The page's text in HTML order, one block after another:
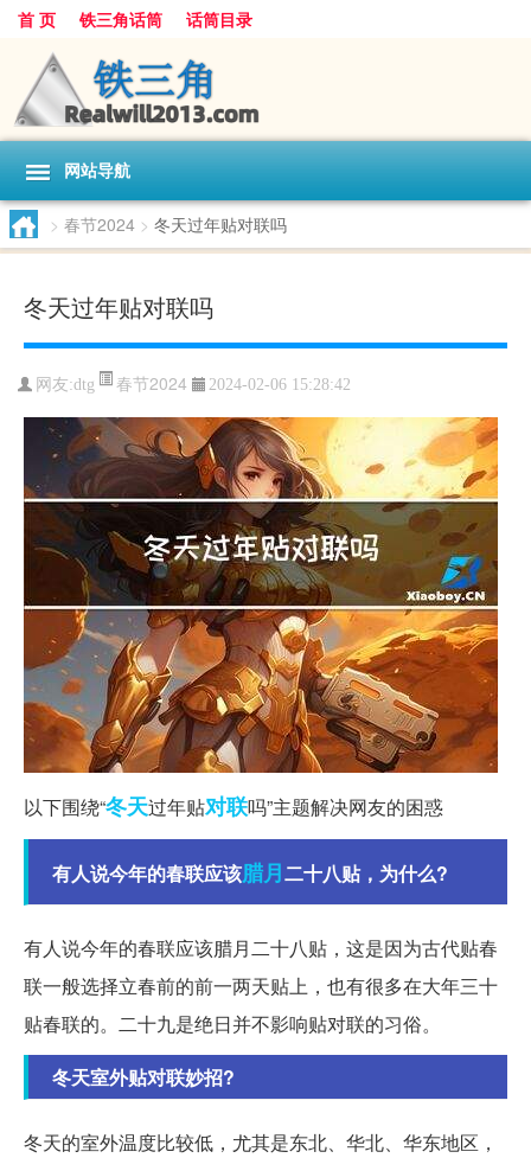
首 页 铁三角话筒 话筒目录
网站导航
> 春节2024 > 冬天过年贴对联吗
冬天过年贴对联吗
网友:dtg 春节2024 2024-02-06 15:28:42
以下围绕“冬天过年贴对联吗”主题解决网友的困惑
有人说今年的春联应该腊月二十八贴，为什么?
有人说今年的春联应该腊月二十八贴，这是因为古代贴春
联一般选择立春前的前一两天贴上，也有很多在大年三十
贴春联的。二十九是绝日并不影响贴对联的习俗。
冬天室外贴对联妙招?
冬天的室外温度比较低，尤其是东北、华北、华东地区，